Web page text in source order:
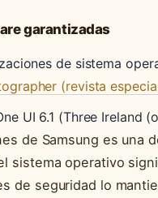
garantizadas
de sistema
(revista
UI 6.1 (Three Ireland
de Samsung es una
sistema operativo
de seguridad lo